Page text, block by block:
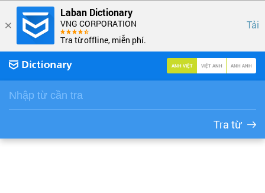
Laban Dictionary
VNG CORPORATION
Tra từ offline, miễn phí.
Tải
ANH VIỆT VIỆT ANH ANH ANH
Tra từ